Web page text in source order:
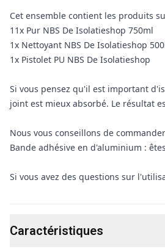
Cet ensemble contient les produits
11x Pur NBS De Isolatieshop 750ml
1x Nettoyant NBS De Isolatieshop
1x Pistolet PU NBS De Isolatieshop
Si vous pensez qu'il est important
joint est mieux absorbé. Le résultat
Nous vous conseillons de
Bande adhésive en d'aluminium :
Si vous avez des questions sur
Caractéristiques